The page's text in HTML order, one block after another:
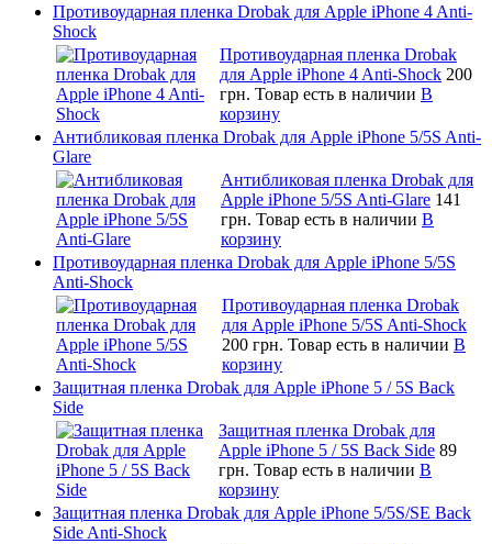
Противоударная пленка Drobak для Apple iPhone 4 Anti-
Shock
Противоударная пленка Drobak
для Apple iPhone 4 Anti-Shock 200
грн. Товар есть в наличии В
корзину
Антибликовая пленка Drobak для Apple iPhone 5/5S Anti-
Glare
Антибликовая пленка Drobak для
Apple iPhone 5/5S Anti-Glare 141
грн. Товар есть в наличии В
корзину
Противоударная пленка Drobak для Apple iPhone 5/5S
Anti-Shock
Противоударная пленка Drobak
для Apple iPhone 5/5S Anti-Shock
200 грн. Товар есть в наличии В
корзину
Защитная пленка Drobak для Apple iPhone 5 / 5S Back
Side
Защитная пленка Drobak для
Apple iPhone 5 / 5S Back Side 89
грн. Товар есть в наличии В
корзину
Защитная пленка Drobak для Apple iPhone 5/5S/SE Back
Side Anti-Shock